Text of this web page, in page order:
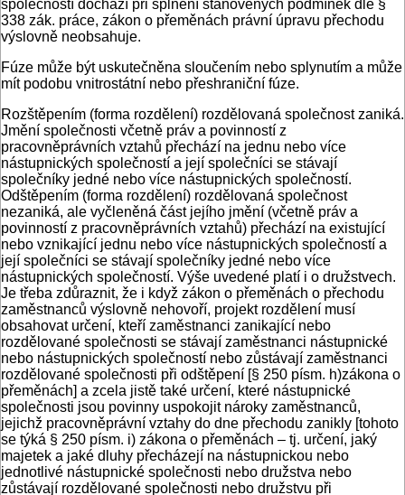
společností dochází při splnění stanovených podmínek dle §
338 zák. práce, zákon o přeměnách právní úpravu přechodu
výslovně neobsahuje.
Fúze může být uskutečněna sloučením nebo splynutím a může
mít podobu vnitrostátní nebo přeshraniční fúze.
Rozštěpením (forma rozdělení) rozdělovaná společnost zaniká.
Jmění společnosti včetně práv a povinností z
pracovněprávních vztahů přechází na jednu nebo více
nástupnických společností a její společníci se stávají
společníky jedné nebo více nástupnických společností.
Odštěpením (forma rozdělení) rozdělovaná společnost
nezaniká, ale vyčleněná část jejího jmění (včetně práv a
povinností z pracovněprávních vztahů) přechází na existující
nebo vznikající jednu nebo více nástupnických společností a
její společníci se stávají společníky jedné nebo více
nástupnických společností. Výše uvedené platí i o družstvech.
Je třeba zdůraznit, že i když zákon o přeměnách o přechodu
zaměstnanců výslovně nehovoří, projekt rozdělení musí
obsahovat určení, kteří zaměstnanci zanikající nebo
rozdělované společnosti se stávají zaměstnanci nástupnické
nebo nástupnických společností nebo zůstávají zaměstnanci
rozdělované společnosti při odštěpení [§ 250 písm. h)zákona o
přeměnách] a zcela jistě také určení, které nástupnické
společnosti jsou povinny uspokojit nároky zaměstnanců,
jejichž pracovněprávní vztahy do dne přechodu zanikly [tohoto
se týká § 250 písm. i) zákona o přeměnách – tj. určení, jaký
majetek a jaké dluhy přecházejí na nástupnickou nebo
jednotlivé nástupnické společnosti nebo družstva nebo
zůstávají rozdělované společnosti nebo družstvu při